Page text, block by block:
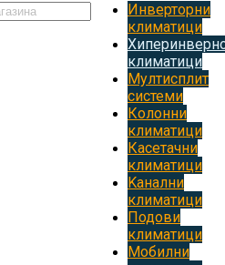
Инверторни
климатици
климатици
Мултисплит
системи
Колонни
климатици
Касетачни
климатици
Kанални
климатици
Подови
климатици
Мобилни